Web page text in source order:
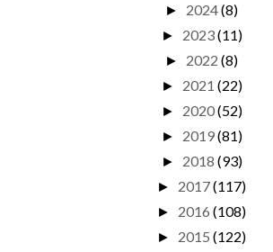
► 2024(8)
► 2023(11)
► 2022 (8)
► 2021 (22)
► 2020(52)
► 2019(81)
► 2018 (93)
► 2017(117)
► 2016 (108)
► 2015 (122)